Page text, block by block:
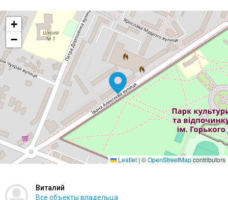
+
−
Leaflet | ©OpenStreetMapcontributors
Виталий
Все объекты владельца